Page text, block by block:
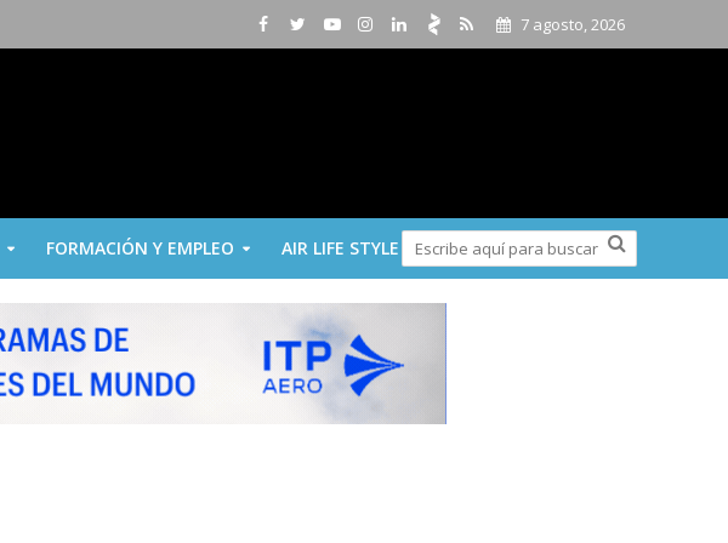
7 agosto, 2026
FORMACIÓN Y EMPLEO AIR LIFE STYLE